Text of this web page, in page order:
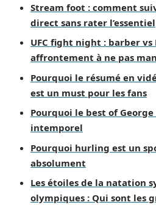
Stream foot : comment
direct sans rater l’essentiel
UFC fight night : barber vs
affrontement à ne pas
Pourquoi le résumé en
est un must pour les fans
Pourquoi le best of
intemporel
Pourquoi hurling est un
absolument
Les étoiles de la natation
olympiques : Qui sont les